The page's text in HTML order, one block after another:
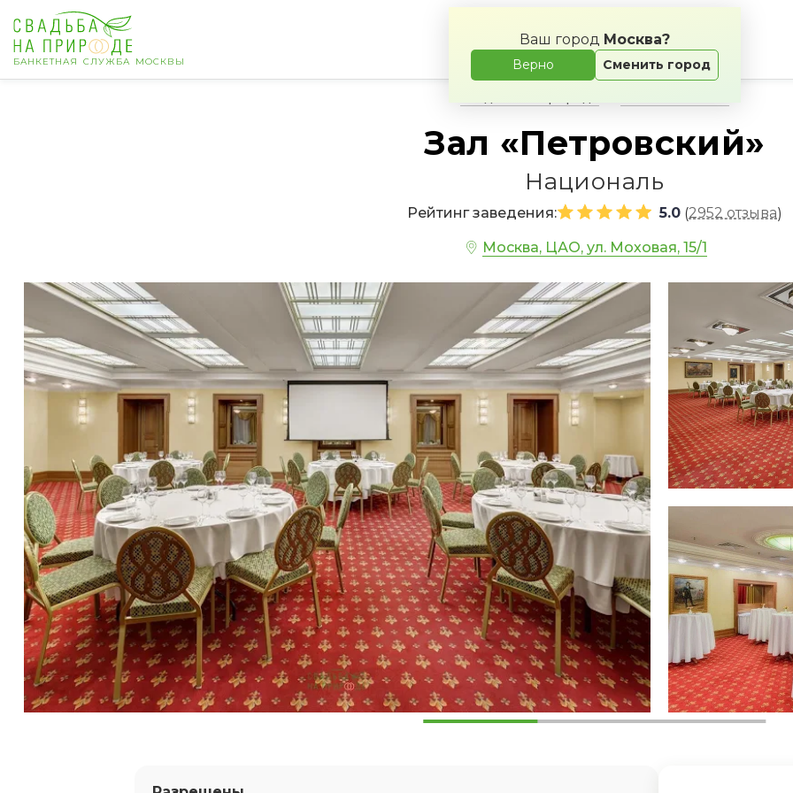
Ваш город Москва?
Верно Сменить город
БАНКЕТНАЯ СЛУЖБА МОСКВЫ
Выпускной
Корпоратив
Новогодний корпоратив
Зал «Петровский»
Националь
Рейтинг заведения: 5.0 (2952 отзыва)
Москва, ЦАО, ул. Моховая, 15/1